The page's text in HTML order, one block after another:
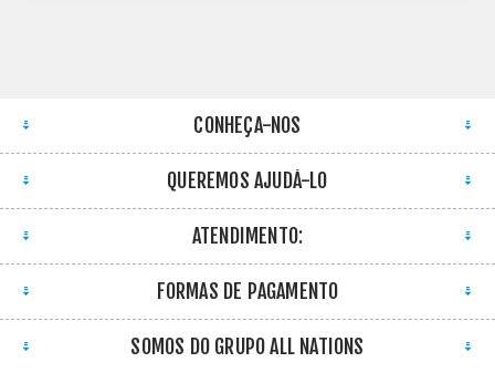
CONHEÇA-NOS
QUEREMOS AJUDÁ-LO
ATENDIMENTO:
FORMAS DE PAGAMENTO
SOMOS DO GRUPO ALL NATIONS